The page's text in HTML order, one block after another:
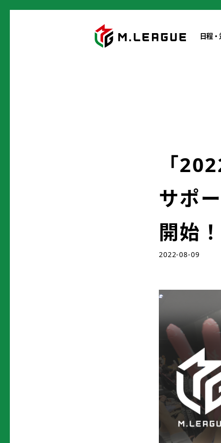
日程
「
サポ
開始
2022-08-09